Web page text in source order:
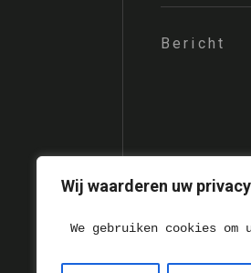
Wij waarderen uw privacy
We gebruiken cookies